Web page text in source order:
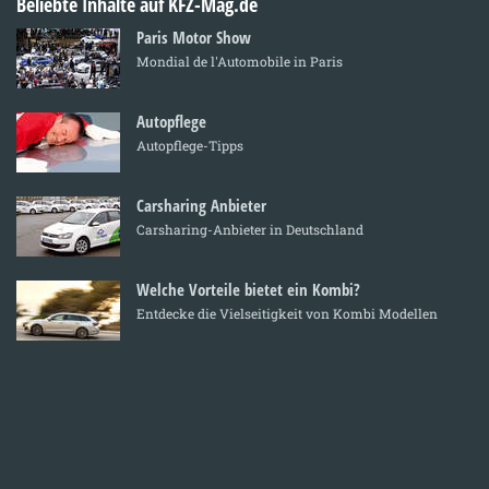
Paris Motor Show
Mondial de l'Automobile in Paris
Autopflege
Autopflege-Tipps
Carsharing Anbieter
Carsharing-Anbieter in Deutschland
Welche Vorteile bietet ein Kombi?
Entdecke die Vielseitigkeit von Kombi Modellen